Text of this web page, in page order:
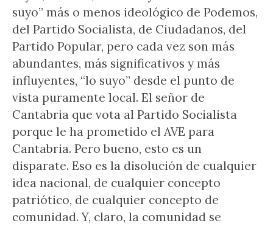
suyo” más o menos ideológico de Podemos,
del Partido Socialista, de Ciudadanos, del
Partido Popular, pero cada vez son más
abundantes, más significativos y más
influyentes, “lo suyo” desde el punto de
vista puramente local. El señor de
Cantabria que vota al Partido Socialista
porque le ha prometido el AVE para
Cantabria. Pero bueno, esto es un
disparate. Eso es la disolución de cualquier
idea nacional, de cualquier concepto
patriótico, de cualquier concepto de
comunidad. Y, claro, la comunidad se